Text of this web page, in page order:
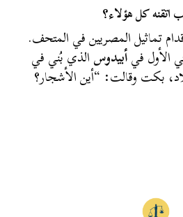
اتقنه كل هؤلاء؟
تماثيل المصريين في المتحف.
الأول فيأبيدوسالذي بُني في
بكت وقالت: “أين الأشجار؟